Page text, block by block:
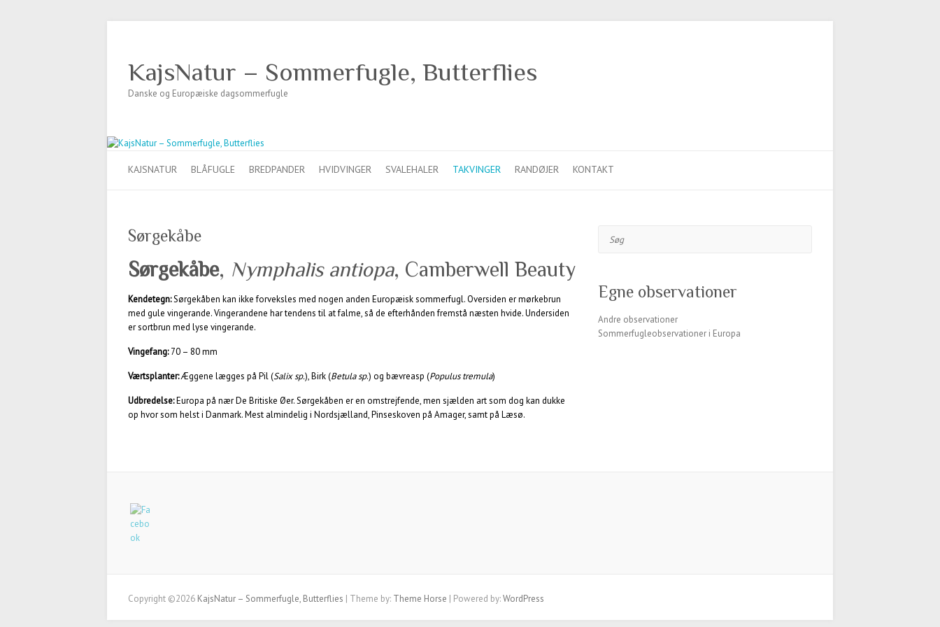
KajsNatur – Sommerfugle, Butterflies
Danske og Europæiske dagsommerfugle
KAJSNATUR BLÅFUGLE BREDPANDER HVIDVINGER SVALEHALER TAKVINGER RANDØJER KONTAKT
Sørgekåbe
Sørgekåbe, Nymphalis antiopa, Camberwell Beauty
Kendetegn:Sørgekåben kan ikke forveksles med nogen anden Europæisk sommerfugl. Oversiden er mørkebrun
med gule vingerande. Vingerandene har tendens til at falme, så de efterhånden fremstå næsten hvide. Undersiden
er sortbrun med lyse vingerande.
Vingefang:70 – 80 mm
Værtsplanter:Æggene lægges på Pil (Salix sp.), Birk (Betula sp.) og bævreasp (Populus tremula)
Udbredelse:Europa på nær De Britiske Øer. Sørgekåben er en omstrejfende, men sjælden art som dog kan dukke
op hvor som helst i Danmark. Mest almindelig i Nordsjælland, Pinseskoven på Amager, samt på Læsø.
Egne observationer
Andre observationer
Sommerfugleobservationer i Europa
Copyright ©2026 KajsNatur – Sommerfugle, Butterflies | Theme by: Theme Horse | Powered by:WordPress